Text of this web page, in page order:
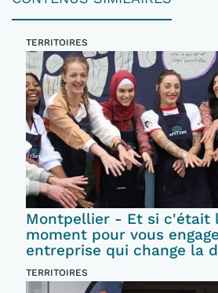
TERRITOIRES
Montpellier - Et si c'était
moment pour vous
entreprise qui change la
TERRITOIRES